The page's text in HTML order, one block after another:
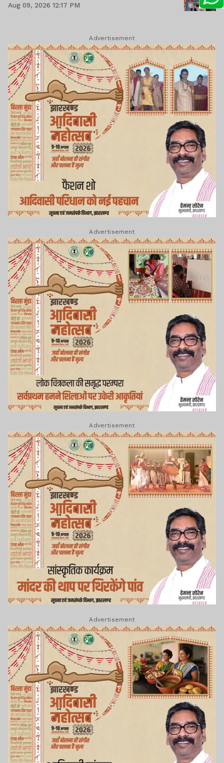
Aug 09, 2026 12:17 PM
Advertisement
Advertisement
Advertisement
Advertisement